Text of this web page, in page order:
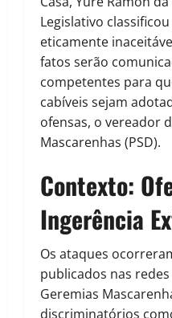
Legislativo
eticamente
fatos serão
competentes para
cabíveis sejam
ofensas, o vereador
Mascarenhas (PSD).
Contexto:
Ingerência
Os ataques
publicados nas
Geremias
discriminatórios